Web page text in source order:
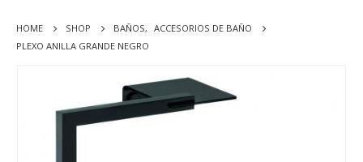
HOME SHOP BAÑOS, ACCESORIOS DE BAÑO
PLEXO ANILLA GRANDE NEGRO